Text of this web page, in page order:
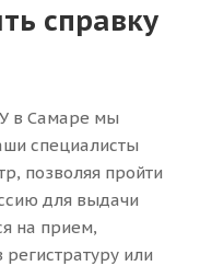
справку
в Самаре мы
специалисты
позволяя пройти
для выдачи
на прием,
или